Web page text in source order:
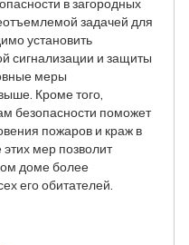
в загородных
задачей для
установить
сигнализации и защиты
меры
Кроме того,
безопасности поможет
пожаров и краж в
мер позволит
доме более
его обитателей.